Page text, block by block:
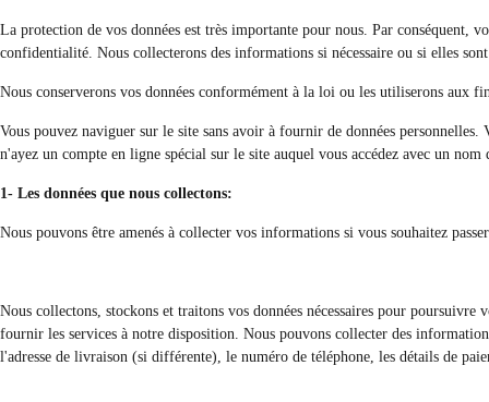
La protection de vos données est très importante pour nous. Par conséquent,
confidentialité. Nous collecterons des informations si nécessaire ou si elles
Nous conserverons vos données conformément à la loi ou les utiliserons aux
Vous pouvez naviguer sur le site sans avoir à fournir de données
n'ayez un compte en ligne spécial sur le site auquel vous accédez avec un
1- Les données que nous collectons:
Nous pouvons être amenés à collecter vos informations si vous souhaitez
Nous collectons, stockons et traitons vos données nécessaires pour
fournir les services à notre disposition. Nous pouvons collecter des
l'adresse de livraison (si différente), le numéro de téléphone, les détails de